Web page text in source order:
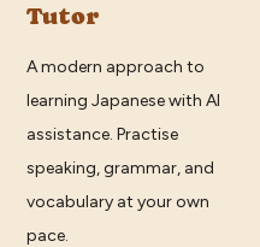
Tutor
A modern approach to
learning Japanese with AI
assistance. Practise
speaking, grammar, and
vocabulary at your own
pace.